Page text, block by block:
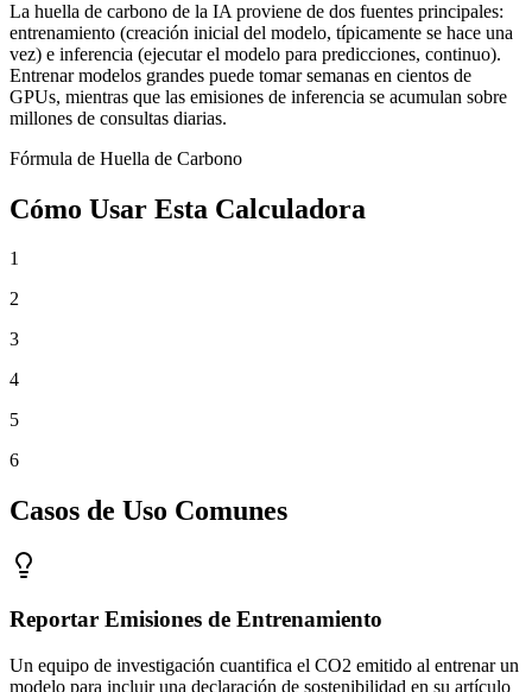
La huella de carbono de la IA proviene de dos fuentes principales:
entrenamiento (creación inicial del modelo, típicamente se hace una
vez) e inferencia (ejecutar el modelo para predicciones, continuo).
Entrenar modelos grandes puede tomar semanas en cientos de
GPUs, mientras que las emisiones de inferencia se acumulan sobre
millones de consultas diarias.
Fórmula de Huella de Carbono
Cómo Usar Esta Calculadora
1
2
3
4
5
6
Casos de Uso Comunes
Reportar Emisiones de Entrenamiento
Un equipo de investigación cuantifica el CO2 emitido al entrenar un
modelo para incluir una declaración de sostenibilidad en su artículo